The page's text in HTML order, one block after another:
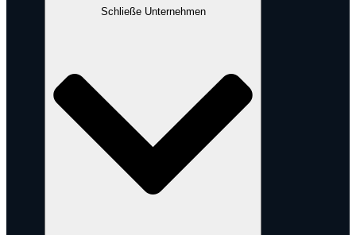
Schließe Unternehmen